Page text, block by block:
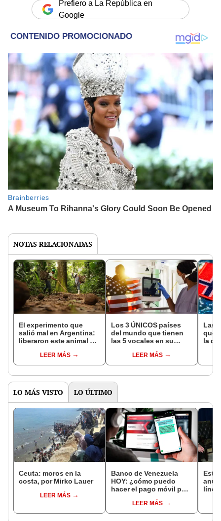
Prefiero a La República en
Google
NOTAS RELACIONADAS
El experimento que
salió mal en Argentina:
liberaron este animal y
bosques milenarios de
la Patagonia
LEER MÁS
Los 3 ÚNICOS países
del mundo que tienen
las 5 vocales en su
con unoLEER MÁS
Las
que
la de
LO MÁS VISTO LO ÚLTIMO
Ceuta: moros en la
costa, por Mirko Lauer
LEER MÁS
Banco de Venezuela
HOY: ¿cómo puedo
hacer el pago móvil por
Guía oficial PASO A
PASO
LEER MÁS
línea